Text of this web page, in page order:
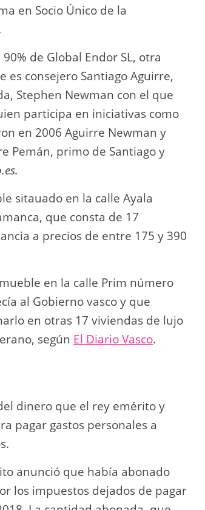
en Socio Único de la
de Global Endor SL, otra
consejero Santiago Aguirre,
Stephen Newman con el que
participa en iniciativas como
en 2006 Aguirre Newman y
Pemán, primo de Santiago y
sitauado en la calle Ayala
que consta de 17
a precios de entre 175 y 390
en la calle Prim número
al Gobierno vasco y que
en otras 17 viviendas de lujo
según El Diario Vasco.
dinero que el rey emérito y
pagar gastos personales a
anunció que había abonado
los impuestos dejados de pagar